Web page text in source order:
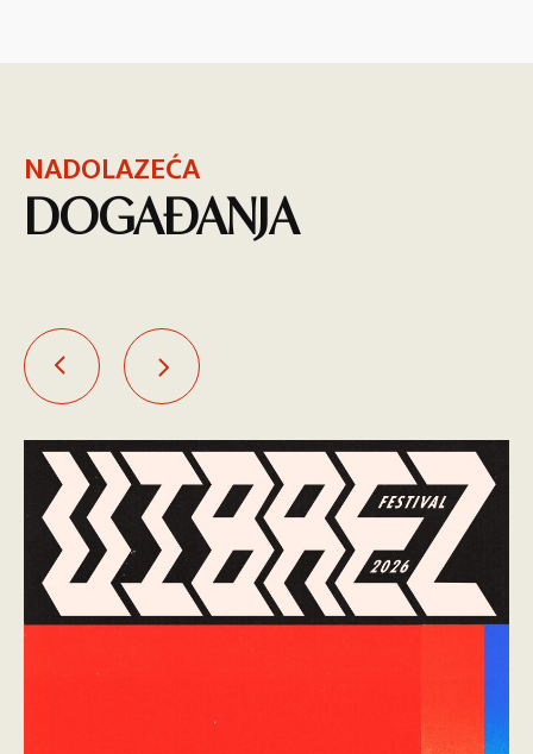
NADOLAZEĆA
DOGAĐANJA